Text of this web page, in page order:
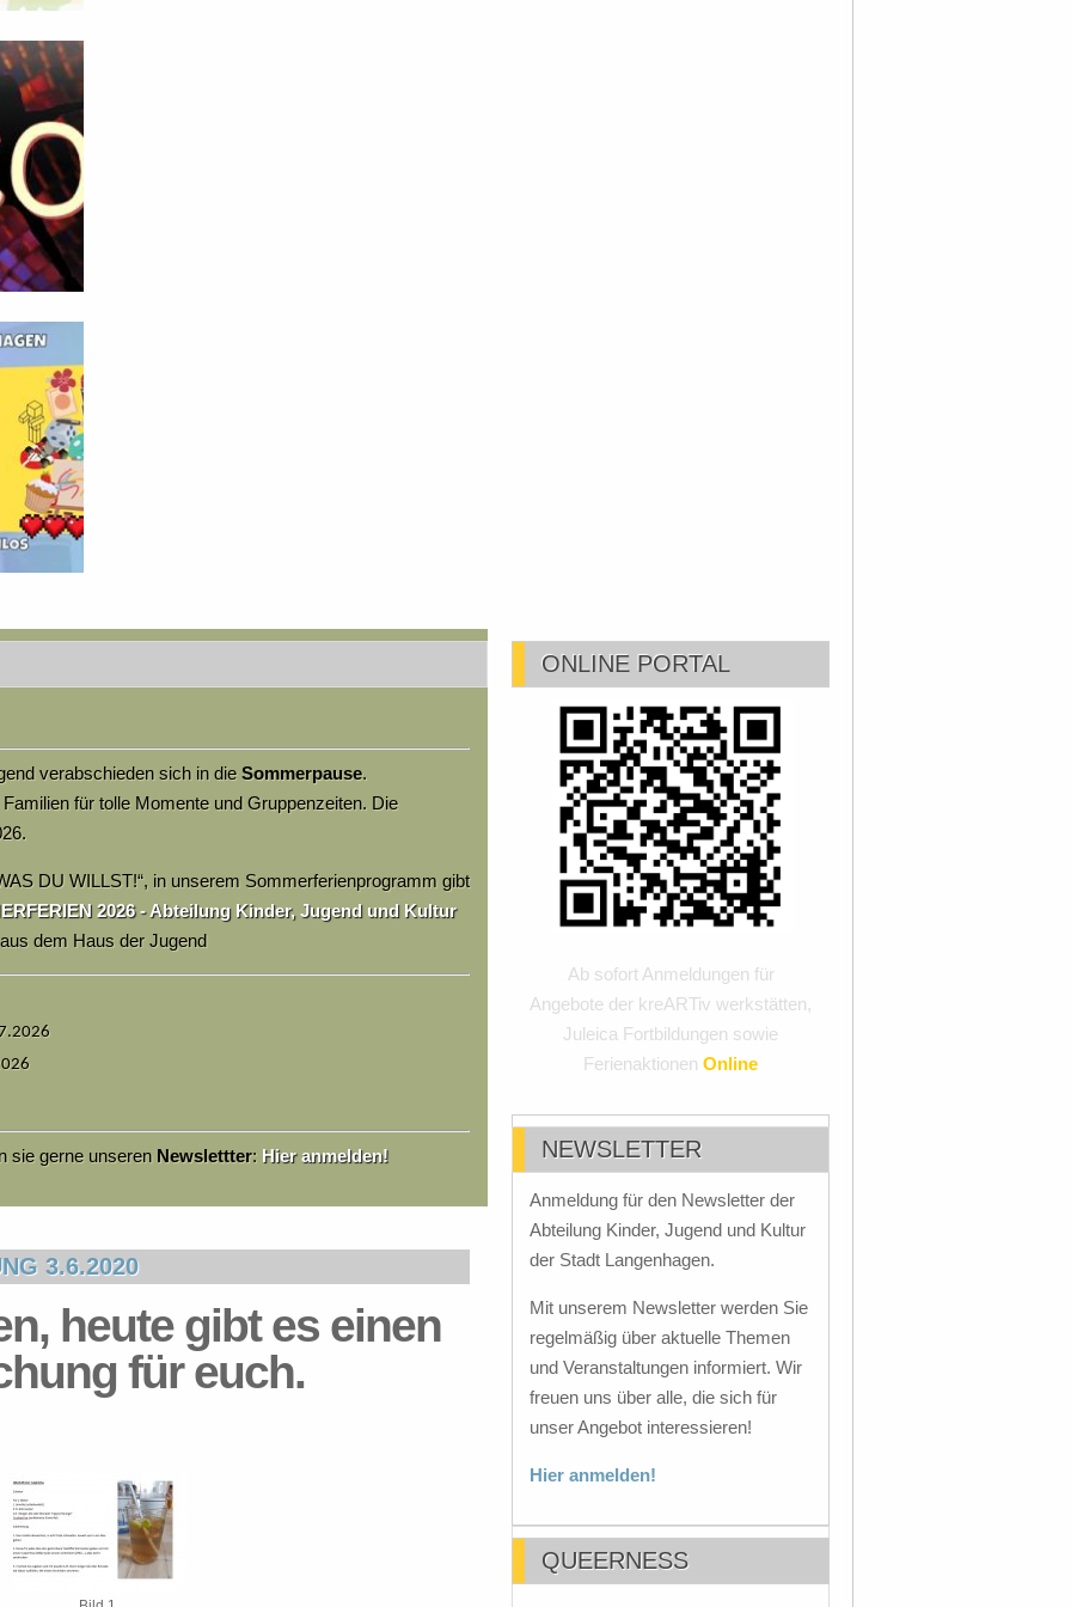
verabschieden sich in dieSommerpause.
für tolle Momente und Gruppenzeiten. Die
DU WILLST!“, in unserem Sommerferienprogramm gibt
2026 - Abteilung Kinder, Jugend und Kultur
dem Haus der Jugend
sie gerne unseren Newslettter: Hier anmelden!
3.6.2020
heute gibt es einen
für euch.
ONLINE PORTAL
Ab sofort Anmeldungen für
Angebote der kreARTiv werkstätten,
Juleica Fortbildungen sowie
Ferienaktionen Online
NEWSLETTER
Anmeldung für den Newsletter der
Abteilung Kinder, Jugend und Kultur
der Stadt Langenhagen.
Mit unserem Newsletter werden Sie
regelmäßig über aktuelle Themen
und Veranstaltungen informiert. Wir
freuen uns über alle, die sich für
unser Angebot interessieren!
Hier anmelden!
QUEERNESS